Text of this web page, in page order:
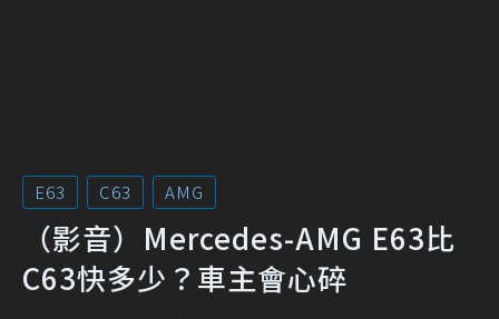
E63 C63 AMG
（影音）Mercedes-AMG E63比
C63快多少？車主會心碎